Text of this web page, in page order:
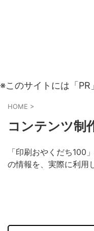
※このサイトには「PR
HOME >
コンテンツ制
「印刷おやくだち100
の情報を、実際に利用